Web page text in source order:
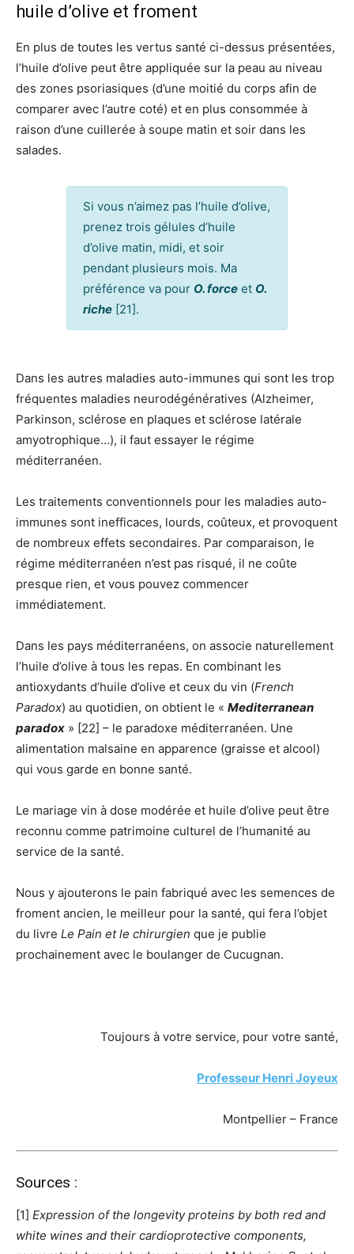
huile d’olive et froment
En plus de toutes les vertus santé ci-dessus présentées,
l’huile d’olive peut être appliquée sur la peau au niveau
des zones psoriasiques (d’une moitié du corps afin de
comparer avec l’autre coté) et en plus consommée à
raison d’une cuillerée à soupe matin et soir dans les
salades.
Si vous n’aimez pas l’huile d’olive,
prenez trois gélules d’huile
d’olive matin, midi, et soir
pendant plusieurs mois. Ma
préférence va pour O. force et O.
riche [21].
Dans les autres maladies auto-immunes qui sont les trop
fréquentes maladies neurodégénératives (Alzheimer,
Parkinson, sclérose en plaques et sclérose latérale
amyotrophique…), il faut essayer le régime
méditerranéen.
Les traitements conventionnels pour les maladies auto-
immunes sont inefficaces, lourds, coûteux, et provoquent
de nombreux effets secondaires. Par comparaison, le
régime méditerranéen n’est pas risqué, il ne coûte
presque rien, et vous pouvez commencer
immédiatement.
Dans les pays méditerranéens, on associe naturellement
l’huile d’olive à tous les repas. En combinant les
antioxydants d’huile d’olive et ceux du vin (French
Paradox) au quotidien, on obtient le « Mediterranean
paradox » [22] – le paradoxe méditerranéen. Une
alimentation malsaine en apparence (graisse et alcool)
qui vous garde en bonne santé.
Le mariage vin à dose modérée et huile d’olive peut être
reconnu comme patrimoine culturel de l’humanité au
service de la santé.
Nous y ajouterons le pain fabriqué avec les semences de
froment ancien, le meilleur pour la santé, qui fera l’objet
du livre Le Pain et le chirurgien que je publie
prochainement avec le boulanger de Cucugnan.
Toujours à votre service, pour votre santé,
Professeur Henri Joyeux
Montpellier – France
Sources :
[1] Expression of the longevity proteins by both red and
white wines and their cardioprotective components,